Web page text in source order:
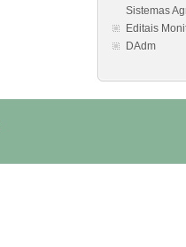
Sistemas
Editais
DAdm